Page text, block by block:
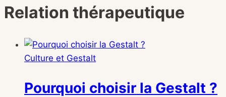
Relation thérapeutique
Culture et Gestalt
Pourquoi choisir la Gestalt ?